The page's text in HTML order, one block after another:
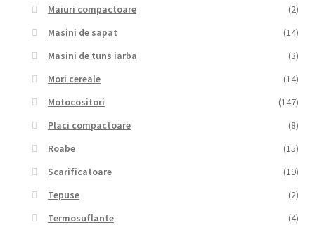
Maiuri compactoare
(2)
Masini de sapat
(14)
Masini de tuns iarba
(3)
Mori cereale
(14)
Motocositori
(147)
Placi compactoare
(8)
Roabe
(15)
Scarificatoare
(19)
Tepuse
(2)
Termosuflante
(4)